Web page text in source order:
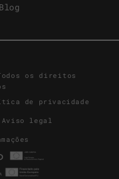
Blog
os direitos
de privacidade
Aviso legal